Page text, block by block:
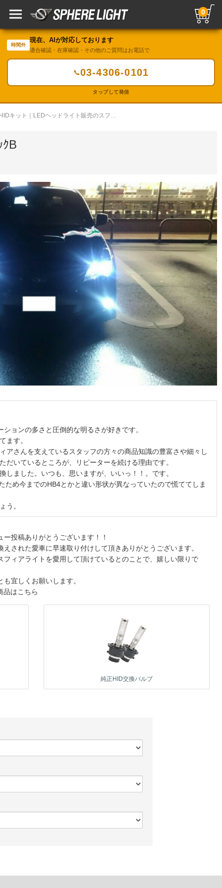
0
時間外
現在、AIが対応しております
適合確認・在庫確認・その他のご質問はお電話で
📞03-4306-0101
タップして発信
LED・HIDカスタムギャラリー／HIDキット｜LEDヘッドライト販売のスフィアライト
B
ョンの多さと圧倒的な明るさが好きです。
ます。
アさんを支えているスタッフの方々の商品知識の豊富さや細々し
いているところが、リピーターを続ける理由です。
ました。いつも、思いますが、いいっ！！。です。
め今までのHB4とかと違い形状が異なっていたので慌ててしま
う。
ー投稿ありがとうございます！！
えされた愛車に早速取り付けして頂きありがとうございます。
フィアライトを愛用して頂けているとのことで、嬉しい限りで
も宜しくお願いします。
品はこちら
純正HID交換バルブ